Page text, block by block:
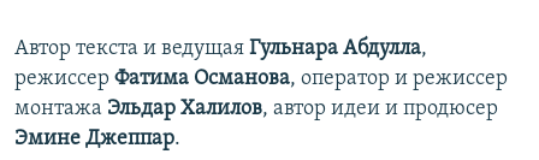
Автор текста и ведущая Гульнара Абдулла,
режиссер Фатима Османова, оператор и режиссер
монтажа Эльдар Халилов, автор идеи и продюсер
Эмине Джеппар.